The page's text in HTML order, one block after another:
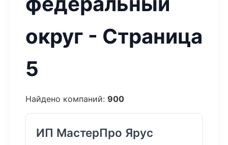
округ - Страница
5
Найдено компаний: 900
ИП МастерПро Ярус